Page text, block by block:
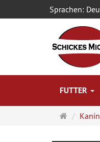
Sprachen:
FUTTER
Startseite